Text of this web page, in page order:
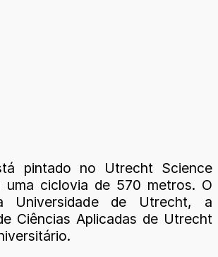
pintado no Utrecht Science
uma ciclovia de 570 metros. O
Universidade de Utrecht, a
Ciências Aplicadas de Utrecht